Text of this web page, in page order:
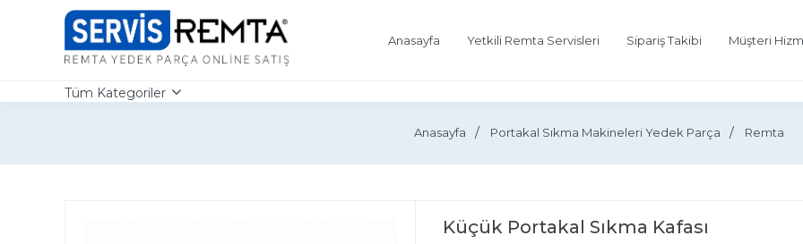
Anasayfa Yetkili Remta Servisleri Sipariş Takibi Müşteri
Tüm Kategoriler
Anasayfa Portakal Sıkma Makineleri Yedek Parça Remta
Küçük Portakal Sıkma Kafası